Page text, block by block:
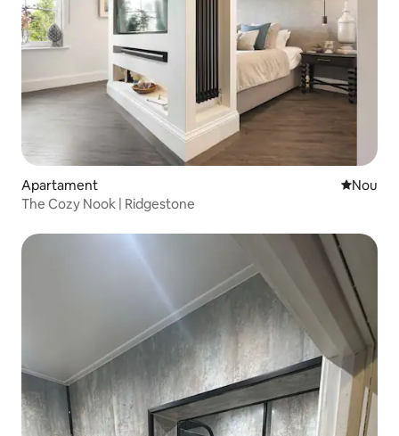
Apartament Cazare
Nou
The Cozy Nook | Ridgestone